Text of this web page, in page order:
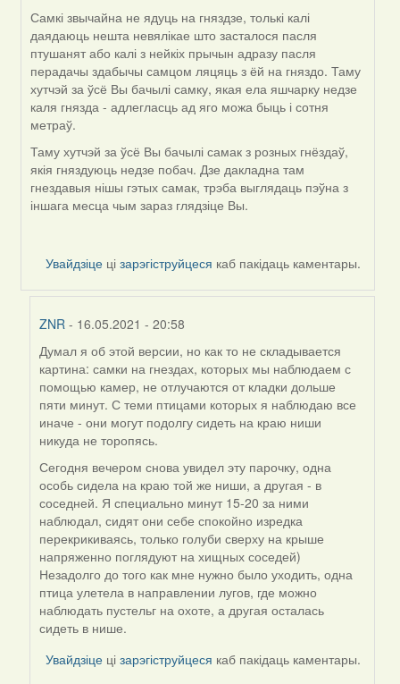
Самкі звычайна не ядуць на гняздзе, толькі калі
даядаюць нешта невялікае што засталося пасля
птушанят або калі з нейкіх прычын адразу пасля
перадачы здабычы самцом ляцяць з ёй на гняздо. Таму
хутчэй за ўсё Вы бачылі самку, якая ела яшчарку недзе
каля гнязда - адлегласць ад яго можа быць і сотня
метраў.
Таму хутчэй за ўсё Вы бачылі самак з розных гнёздаў,
якія гняздуюць недзе побач. Дзе дакладна там
гнездавыя нішы гэтых самак, трэба выглядаць пэўна з
іншага месца чым зараз глядзіце Вы.
Увайдзіце цізарэгіструйцеся каб пакідаць каментары.
ZNR - 16.05.2021 - 20:58
In
reply
to
by
Harrier
Думал я об этой версии, но как то не складывается
картина: самки на гнездах, которых мы наблюдаем с
помощью камер, не отлучаются от кладки дольше
пяти минут. С теми птицами которых я наблюдаю все
иначе - они могут подолгу сидеть на краю ниши
никуда не торопясь.
Сегодня вечером снова увидел эту парочку, одна
особь сидела на краю той же ниши, а другая - в
соседней. Я специально минут 15-20 за ними
наблюдал, сидят они себе спокойно изредка
перекрикиваясь, только голуби сверху на крыше
напряженно поглядуют на хищных соседей)
Незадолго до того как мне нужно было уходить, одна
птица улетела в направлении лугов, где можно
наблюдать пустельг на охоте, а другая осталась
сидеть в нише.
Увайдзіце цізарэгіструйцеся каб пакідаць каментары.